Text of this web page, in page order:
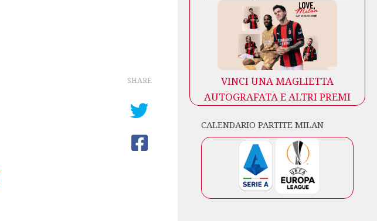
SHARE
VINCI UNA MAGLIETTA
AUTOGRAFATA E ALTRI PREMI
CALENDARIO PARTITE MILAN